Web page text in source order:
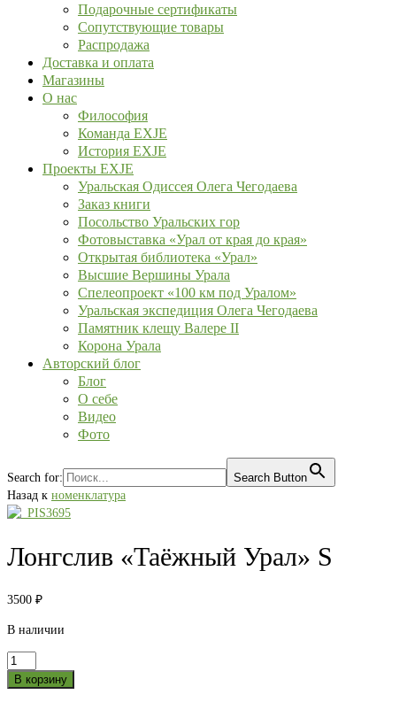
Подарочные сертификаты
Сопутствующие товары
Распродажа
Доставка и оплата
Магазины
О нас
Философия
Команда EXJE
История EXJE
Проекты EXJE
Уральская Одиссея Олега Чегодаева
Заказ книги
Посольство Уральских гор
Фотовыставка «Урал от края до края»
Открытая библиотека «Урал»
Высшие Вершины Урала
Спелеопроект «100 км под Уралом»
Уральская экспедиция Олега Чегодаева
Памятник клещу Валере II
Корона Урала
Авторский блог
Блог
О себе
Видео
Фото
Search for:
Search Button
Назад к номенклатура
Лонгслив «Таёжный Урал» S
3500 ₽
В наличии
Количество
товара
В корзину